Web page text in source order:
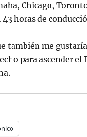
Chicago,
horas de
también me
para ascender el